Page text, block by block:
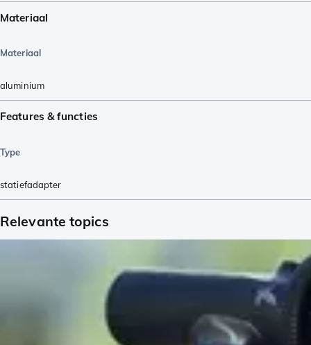
Materiaal
Materiaal
aluminium
Features & functies
Type
statiefadapter
Relevante topics